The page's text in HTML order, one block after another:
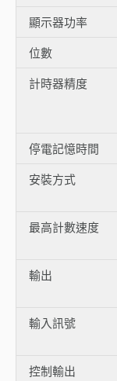
顯示器功率
位數
計時器精度
停電記憶時間
安裝方式
最高計數速度
輸出
輸入訊號
控制輸出